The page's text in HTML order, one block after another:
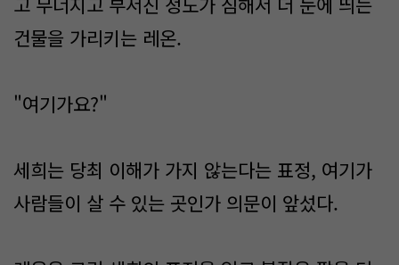
건물을 가리키는 레온.
"여기가요?"
세희는 당최 이해가 가지 않는다는 표정, 여기가
사람들이 살 수 있는 곳인가 의문이 앞섰다.